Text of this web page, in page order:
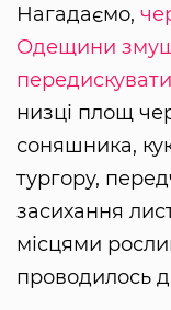
Нагадаємо,
Одещини
низці площ
соняшника,
тургору,
засихання
місцями
проводилось